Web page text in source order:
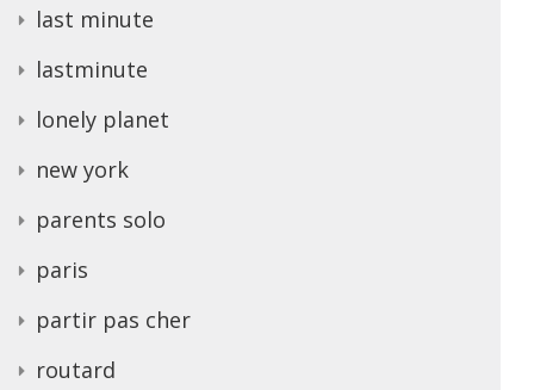
last minute
lastminute
lonely planet
new york
parents solo
paris
partir pas cher
routard